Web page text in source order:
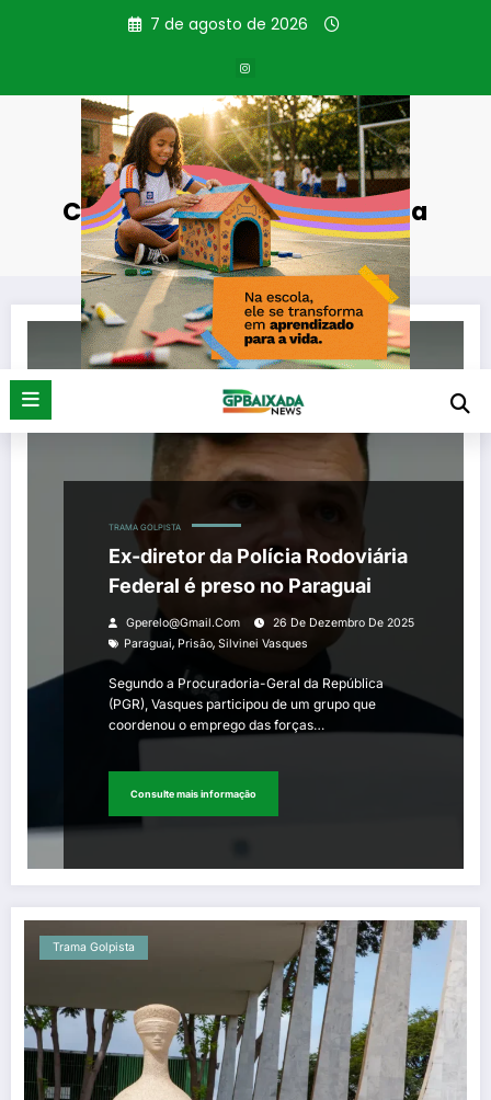
7 de agosto de 2026
Categoria: Trama golpista
Página inicial Trama golpista
TRAMA GOLPISTA
Ex-diretor da Polícia Rodoviária
Federal é preso no Paraguai
Gperelo@gmail.com
26 De Dezembro De 2025
Paraguai, Prisão, Silvinei Vasques
Segundo a Procuradoria-Geral da República
(PGR), Vasques participou de um grupo que
coordenou o emprego das forças…
Consulte mais informação
Trama Golpista